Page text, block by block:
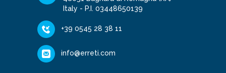
Italy - P.I. 03448650139
+39 0545 28 38 11
info@erreti.com